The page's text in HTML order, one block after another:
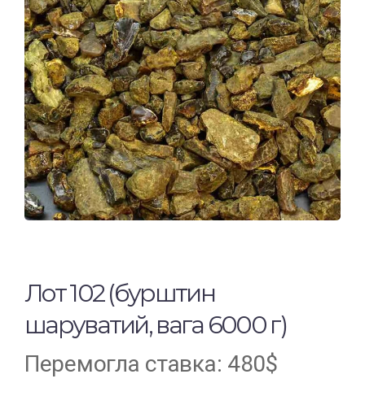
Лот 102 (бурштин
шаруватий, вага 6000 г)
Перемогла ставка: 480$